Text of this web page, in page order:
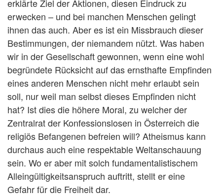
erklärte Ziel der Aktionen, diesen Eindruck zu
erwecken – und bei manchen Menschen gelingt
ihnen das auch. Aber es ist ein Missbrauch dieser
Bestimmungen, der niemandem nützt. Was haben
wir in der Gesellschaft gewonnen, wenn eine wohl
begründete Rücksicht auf das ernsthafte Empfinden
eines anderen Menschen nicht mehr erlaubt sein
soll, nur weil man selbst dieses Empfinden nicht
hat? Ist dies die höhere Moral, zu welcher der
Zentralrat der Konfessionslosen in Österreich die
religiös Befangenen befreien will? Atheismus kann
durchaus auch eine respektable Weltanschauung
sein. Wo er aber mit solch fundamentalistischem
Alleingültigkeitsanspruch auftritt, stellt er eine
Gefahr für die Freiheit dar.